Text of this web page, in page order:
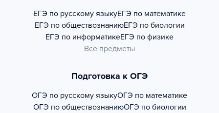
ЕГЭ по русскому языкуЕГЭ по математике
ЕГЭ по обществознаниюЕГЭ по биологии
ЕГЭ по информатикеЕГЭ по физике
Все предметы
Подготовка к ОГЭ
ОГЭ по русскому языкуОГЭ по математике
ОГЭ по обществознаниюОГЭ по биологии